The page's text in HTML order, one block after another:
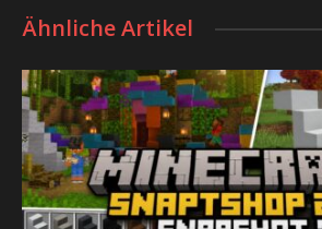
Ähnliche Artikel